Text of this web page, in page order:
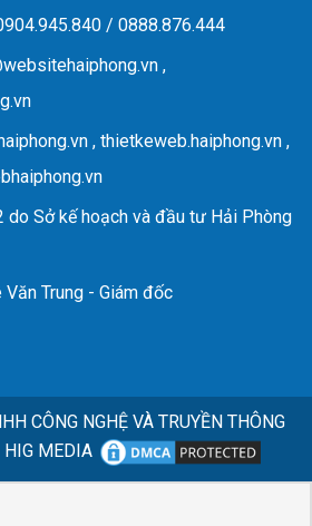
/ 0888.876.444
,
, thietkeweb.haiphong.vn ,
do Sở kế hoạch và đầu tư Hải Phòng
Văn Trung - Giám đốc
CÔNG NGHỆ VÀ TRUYỀN THÔNG
HIG MEDIA